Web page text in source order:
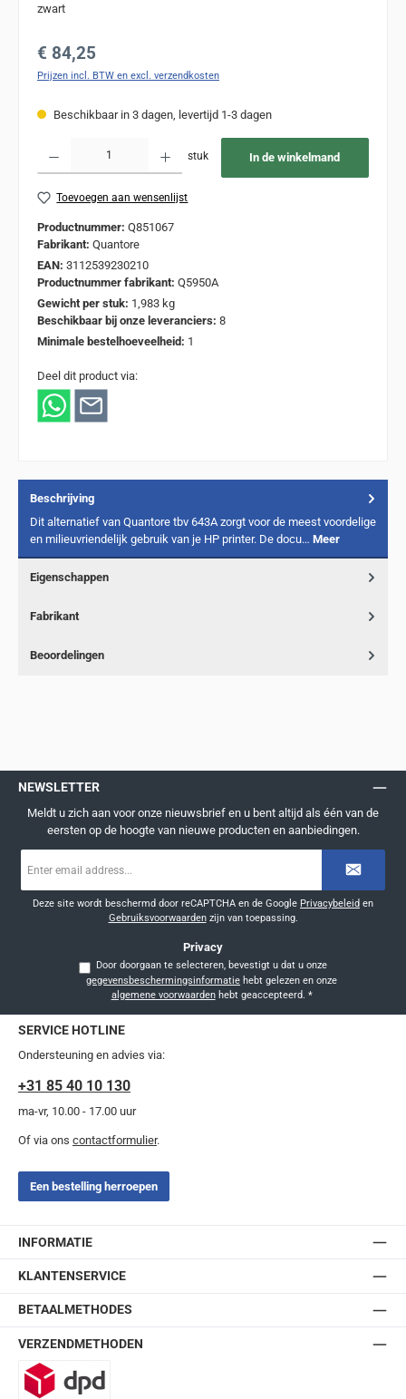
zwart
Normale prijs:
€ 84,25
Prijzen incl. BTW en excl. verzendkosten
Beschikbaar in 3 dagen, levertijd 1-3 dagen
stuk In de winkelmand
Toevoegen aan wensenlijst
Productnummer: Q851067
Fabrikant: Quantore
EAN: 3112539230210
Productnummer fabrikant: Q5950A
Gewicht per stuk: 1,983 kg
Beschikbaar bij onze leveranciers: 8
Minimale bestelhoeveelheid: 1
Deel dit product via:
Beschrijving
Dit alternatief van Quantore tbv 643A zorgt voor de meest voordelige
en milieuvriendelijk gebruik van je HP printer. De docu… Meer
Eigenschappen
Fabrikant
Beoordelingen
NEWSLETTER
Meldt u zich aan voor onze nieuwsbrief en u bent altijd als één van de
eersten op de hoogte van nieuwe producten en aanbiedingen.
mailadres
Deze site wordt beschermd door reCAPTCHA en de Google Privacybeleid en
Gebruiksvoorwaardenzijn van toepassing.
Privacy
Door doorgaan te selecteren, bevestigt u dat u onze
gegevensbeschermingsinformatie
algemene voorwaardenhebt geaccepteerd. *
SERVICE HOTLINE
Ondersteuning en advies via:
+31 85 40 10 130
ma-vr, 10.00 - 17.00 uur
Of via ons contactformulier.
Een bestelling herroepen
INFORMATIE
KLANTENSERVICE
BETAALMETHODES
VERZENDMETHODEN